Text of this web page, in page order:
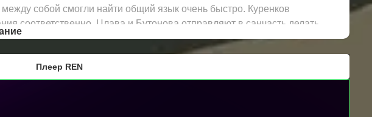
собой смогли найти общий язык очень быстро. Куренков
соответственно. Цлава и Бутонова отправляют в санчасть делать
аферу с прививкой, но Славская быстро понимает в чем дело, эту
Плеер REN